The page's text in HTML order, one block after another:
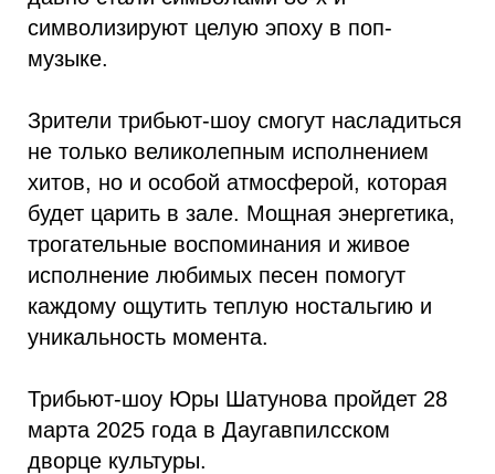
символизируют целую эпоху в поп-
музыке.
Зрители трибьют-шоу смогут насладиться
не только великолепным исполнением
хитов, но и особой атмосферой, которая
будет царить в зале. Мощная энергетика,
трогательные воспоминания и живое
исполнение любимых песен помогут
каждому ощутить теплую ностальгию и
уникальность момента.
Трибьют-шоу Юры Шатунова пройдет 28
марта 2025 года в Даугавпилсском
дворце культуры.